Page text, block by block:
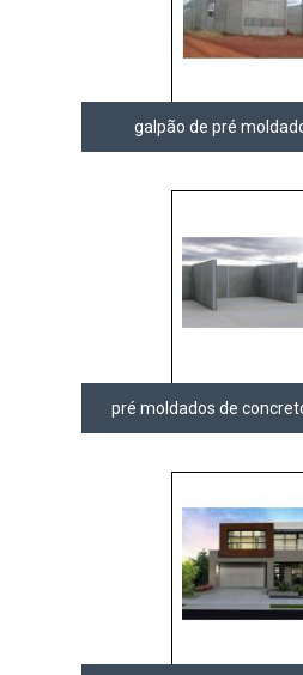
galpão de pré
pré moldados de